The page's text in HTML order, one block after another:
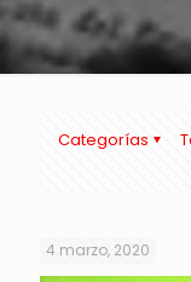
Categorías
4 marzo, 2020